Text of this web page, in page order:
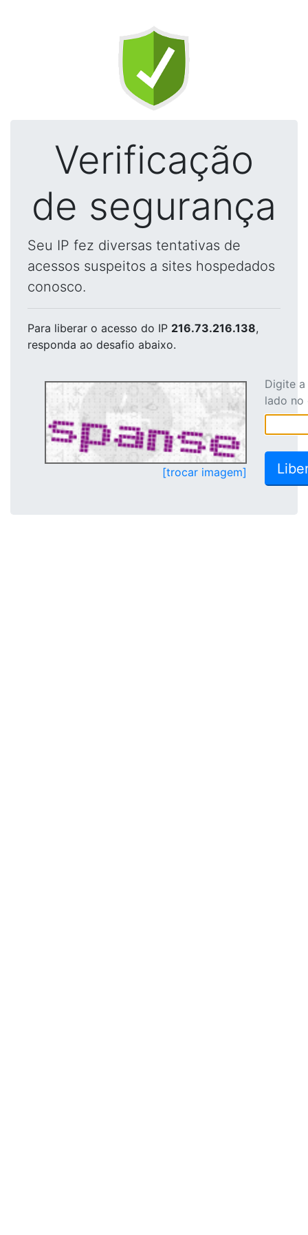
Verificação
de segurança
Seu IP fez diversas tentativas de
acessos suspeitos a sites hospedados
conosco.
Para liberar o acesso do IP 216.73.216.138,
responda ao desafio abaixo.
[trocar imagem]
Digite
lado no